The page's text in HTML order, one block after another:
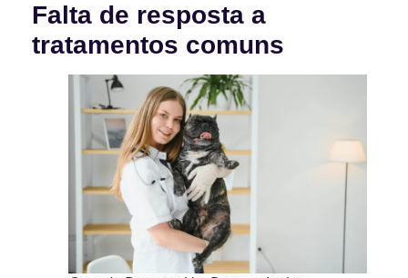
Falta de resposta a
tratamentos comuns